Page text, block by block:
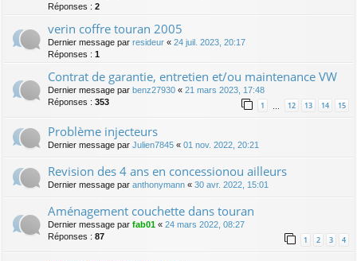
Réponses : 2
verin coffre touran 2005
Dernier message par resideur « 24 juil. 2023, 20:17
Réponses : 1
Contrat de garantie, entretien et/ou maintenance VW
Dernier message par benz27930 « 21 mars 2023, 17:48
Réponses : 353 1 12 13 14 15
Problème injecteurs
Dernier message par Julien7845 « 01 nov. 2022, 20:21
Revision des 4 ans en concessionou ailleurs
Dernier message par anthonymann « 30 avr. 2022, 15:01
Aménagement couchette dans touran
Dernier message par fab01 « 24 mars 2022, 08:27
Réponses : 87 1 2 3 4